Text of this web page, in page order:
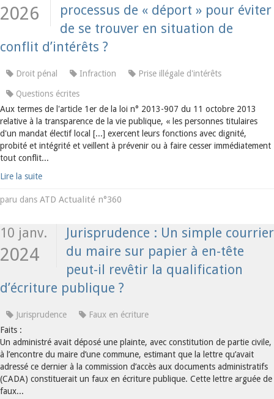
2026
processus de « déport » pour éviter
de se trouver en situation de
conflit d’intérêts ?
Droit pénal Infraction Prise illégale d'intérêts
Questions écrites
Aux termes de l'article 1er de la loi n° 2013-907 du 11 octobre 2013
relative à la transparence de la vie publique, « les personnes titulaires
d'un mandat électif local [...] exercent leurs fonctions avec dignité,
probité et intégrité et veillent à prévenir ou à faire cesser immédiatement
tout conflit...
Lire la suite
paru dans ATD Actualité n°360
10 janv.
2024
Jurisprudence : Un simple courrier
du maire sur papier à en-tête
peut-il revêtir la qualification
d’écriture publique ?
Jurisprudence
Faux en écriture
Faits :
Un administré avait déposé une plainte, avec constitution de partie civile,
à l’encontre du maire d’une commune, estimant que la lettre qu’avait
adressé ce dernier à la commission d’accès aux documents administratifs
(CADA) constituerait un faux en écriture publique. Cette lettre arguée de
faux...